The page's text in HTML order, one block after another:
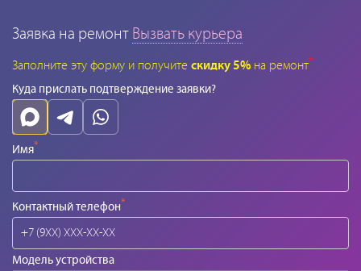
Заявка на ремонт Вызвать курьера
Заполните эту форму и получите скидку 5% на ремонт*
Куда прислать подтверждение заявки?
Имя*
Контактный телефон*
Модель устройства